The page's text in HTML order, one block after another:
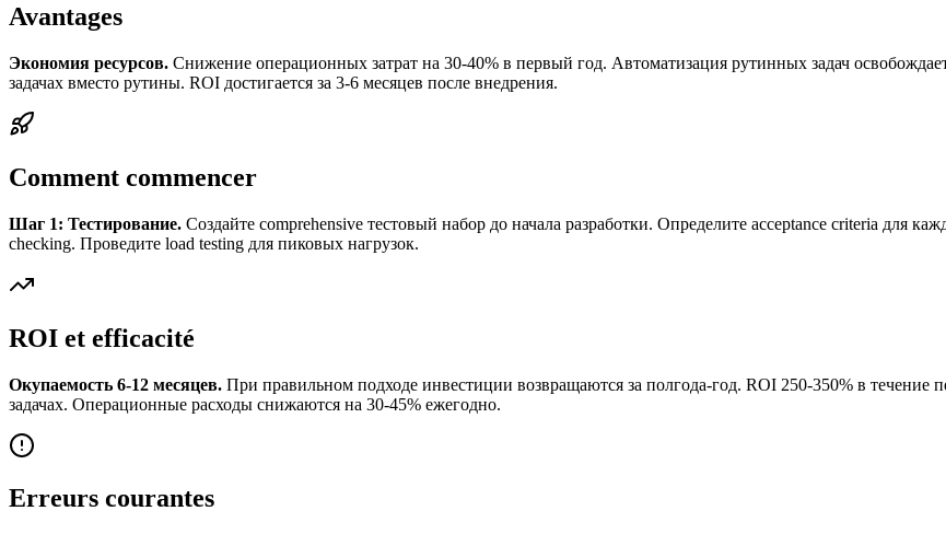
Avantages
Экономия ресурсов. Снижение операционных затрат на 30-40% в первый год. Автоматизация рутинных задач
задачах вместо рутины. ROI достигается за 3-6 месяцев после внедрения.
Comment commencer
Шаг 1: Тестирование. Создайте comprehensive тестовый набор до начала разработки. Определите acceptance criteria для
checking. Проведите load testing для пиковых нагрузок.
ROI et efficacité
Окупаемость 6-12 месяцев. При правильном подходе инвестиции возвращаются за полгода-год. ROI 250-350% в
задачах. Операционные расходы снижаются на 30-45% ежегодно.
Erreurs courantes